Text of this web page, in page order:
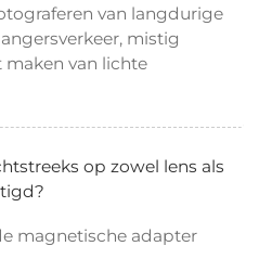
van langdurige
mistig
maken van lichte
op zowel lens als
magnetische adapter